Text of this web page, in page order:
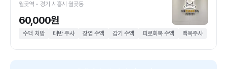
월곶역 • 경기 시흥시 월곶동
60,000원
수액 처방 태반 주사 장염 수액 감기 수액 피로회복 수액 백옥주사